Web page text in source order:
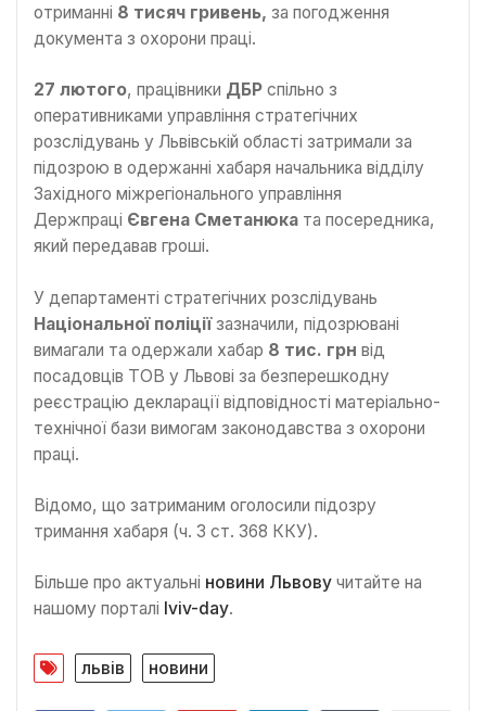
отриманні 8 тисяч гривень, за погодження
документа з охорони праці.
27 лютого, працівники ДБР спільно з
оперативниками управління стратегічних
розслідувань у Львівській області затримали за
підозрою в одержанні хабаря начальника відділу
Західного міжрегіонального управління
Держпраці Євгена Сметанюка та посередника,
який передавав гроші.
У департаменті стратегічних розслідувань
Національної поліціїзазначили, підозрювані
вимагали та одержали хабар 8 тис. грн від
посадовців ТОВ у Львові за безперешкодну
реєстрацію декларації відповідності матеріально-
технічної бази вимогам законодавства з охорони
праці.
Відомо, що затриманим оголосили підозру
тримання хабаря (ч. 3 ст. 368 ККУ).
Більше про актуальні новини Львову читайте на
нашому порталі lviv-day.
львів новини